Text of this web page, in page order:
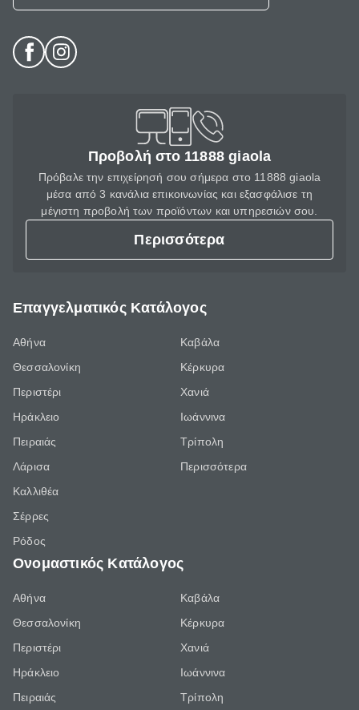
Προβολή στο 11888 giaola
Πρόβαλε την επιχείρησή σου σήμερα στο 11888 giaola
μέσα από 3 κανάλια επικοινωνίας και εξασφάλισε τη
μέγιστη προβολή των προϊόντων και υπηρεσιών σου.
Περισσότερα
Επαγγελματικός Κατάλογος
Αθήνα
Θεσσαλονίκη
Περιστέρι
Ηράκλειο
Πειραιάς
Λάρισα
Καλλιθέα
Σέρρες
Ρόδος
Καβάλα
Κέρκυρα
Χανιά
Ιωάννινα
Τρίπολη
Περισσότερα
Ονομαστικός Κατάλογος
Αθήνα
Θεσσαλονίκη
Περιστέρι
Ηράκλειο
Πειραιάς
Καβάλα
Κέρκυρα
Χανιά
Ιωάννινα
Τρίπολη